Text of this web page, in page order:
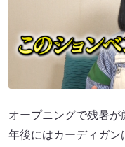
オープニングで残暑
年後にはカーディガ